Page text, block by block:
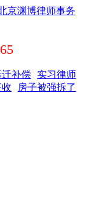
实习律师
迁补偿
房子被强拆了